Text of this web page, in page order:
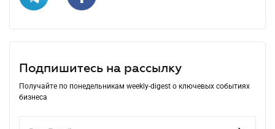
Подпишитесь на рассылку
Получайте по понедельникам weekly-digest о ключевых событиях
бизнеса